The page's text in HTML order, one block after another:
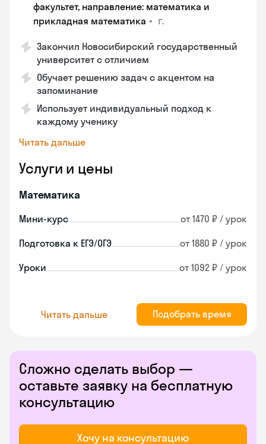
факультет, направление: математика и
прикладная математика • г.
Закончил Новосибирский государственный
университет с отличием
Обучает решению задач с акцентом на
запоминание
Использует индивидуальный подход к
каждому ученику
Читать дальше
Услуги и цены
Математика
Мини-курс от 1470 ₽ / урок
Подготовка к ЕГЭ/ОГЭ от 1880 ₽ / урок
Уроки от 1092 ₽ / урок
Читать дальше Подобрать время
Сложно сделать выбор —
оставьте заявку на бесплатную
консультацию
Хочу на консультацию